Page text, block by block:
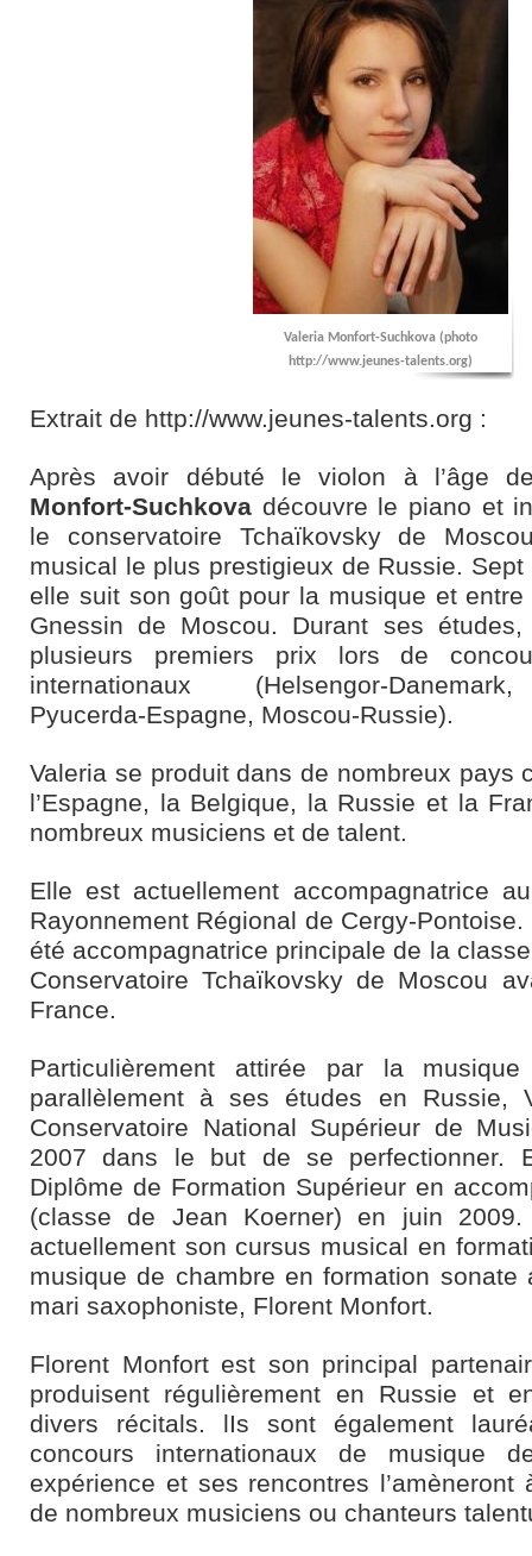
Valeria Monfort-Suchkova (photo
http://www.jeunes-talents.org)
Extrait de http://www.jeunes-talents.org :
Après avoir débuté le violon à l’âge
Monfort-Suchkova découvre le piano et
le conservatoire Tchaïkovsky de
musical le plus prestigieux de Russie.
elle suit son goût pour la musique et entre
Gnessin de Moscou. Durant ses études,
plusieurs premiers prix lors de
internationaux (Helsengor-
Pyucerda-Espagne, Moscou-Russie).
Valeria se produit dans de nombreux pays
l’Espagne, la Belgique, la Russie et la
nombreux musiciens et de talent.
Elle est actuellement accompagnatrice
Rayonnement Régional de Cergy-
été accompagnatrice principale de la
Conservatoire Tchaïkovsky de Moscou
France.
Particulièrement attirée par la
parallèlement à ses études en Russie,
Conservatoire National Supérieur de
2007 dans le but de se perfectionner.
Diplôme de Formation Supérieur en
(classe de Jean Koerner) en juin
actuellement son cursus musical en
musique de chambre en formation sonate
mari saxophoniste, Florent Monfort.
Florent Monfort est son principal
produisent régulièrement en Russie et
divers récitals. lIs sont également
concours internationaux de musique
expérience et ses rencontres l’amèneront
de nombreux musiciens ou chanteurs